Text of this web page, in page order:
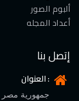
ألبوم الصور
أعداد المجله
إتصل بنا
العنوان :